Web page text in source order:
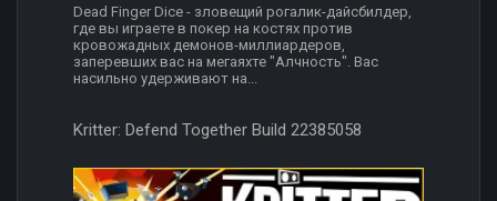
Dead Finger Dice - зловещий рогалик-дайсбилдер,
где вы играете в покер на костях против
кровожадных демонов-миллиардеров,
заперевших вас на мегаяхте "Алчность". Вас
насильно удерживают на...
Kritter: Defend Together Build 22385058